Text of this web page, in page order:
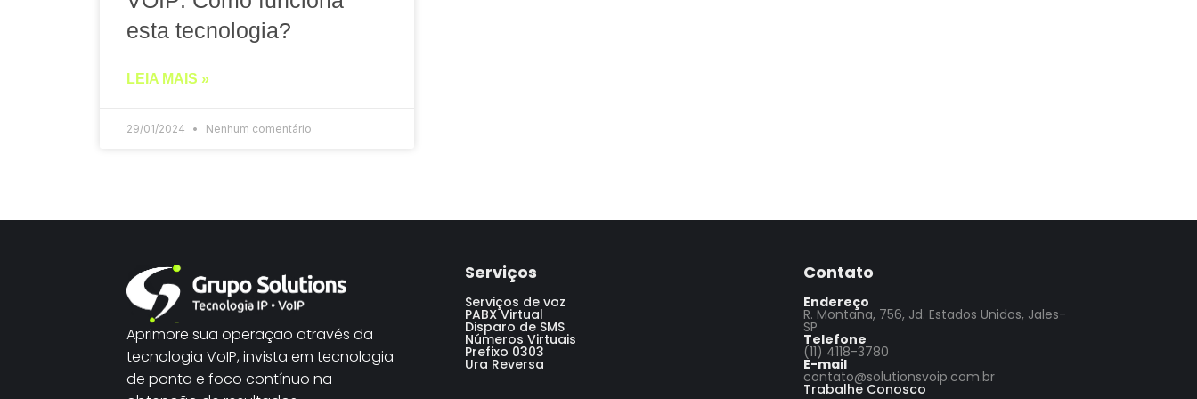
esta tecnologia?
LEIA MAIS »
29/01/2024 Nenhum comentário
Aprimore sua operação através da
tecnologia VoIP, invista em tecnologia
de ponta e foco contínuo na
Serviços
Serviços de voz
PABX Virtual
Disparo de SMS
Números Virtuais
Prefixo 0303
Ura Reversa
Contato
Endereço
R. Montana, 756, Jd. Estados Unidos, Jales-
SP
Telefone
(11) 4118-3780
E-mail
contato@solutionsvoip.com.br
Trabalhe Conosco